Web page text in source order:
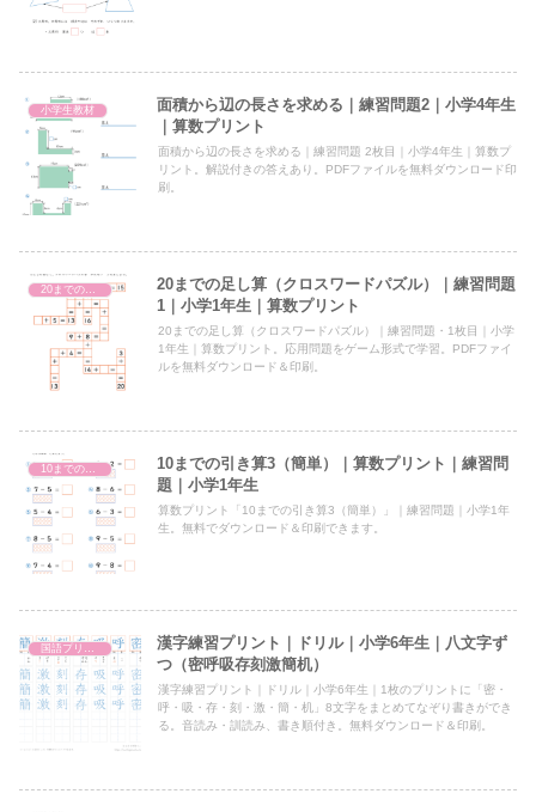
小学生教材
面積から辺の長さを求める｜練習問題2｜小学4年生
｜算数プリント
面積から辺の長さを求める｜練習問題 2枚目｜小学4年生｜算数プ
リント。解説付きの答えあり。PDFファイルを無料ダウンロード印
刷。
20までの足し算（クロスワードパズル）｜練習問題
1｜小学1年生｜算数プリント
20までの足し算（クロスワードパズル）｜練習問題・1枚目｜小学
1年生｜算数プリント。応用問題をゲーム形式で学習。PDFファイ
ルを無料ダウンロード＆印刷。
10までの引き算
10までの引き算3（簡単）｜算数プリント｜練習問
題｜小学1年生
算数プリント「10までの引き算3（簡単）」｜練習問題｜小学1年
生。無料でダウンロード＆印刷できます。
国語プリント
漢字練習プリント｜ドリル｜小学6年生｜八文字ず
つ（密呼吸存刻激簡机）
漢字練習プリント｜ドリル｜小学6年生｜1枚のプリントに「密・
呼・吸・存・刻・激・簡・机」8文字をまとめてなぞり書きができ
る。音読み・訓読み、書き順付き。無料ダウンロード＆印刷。